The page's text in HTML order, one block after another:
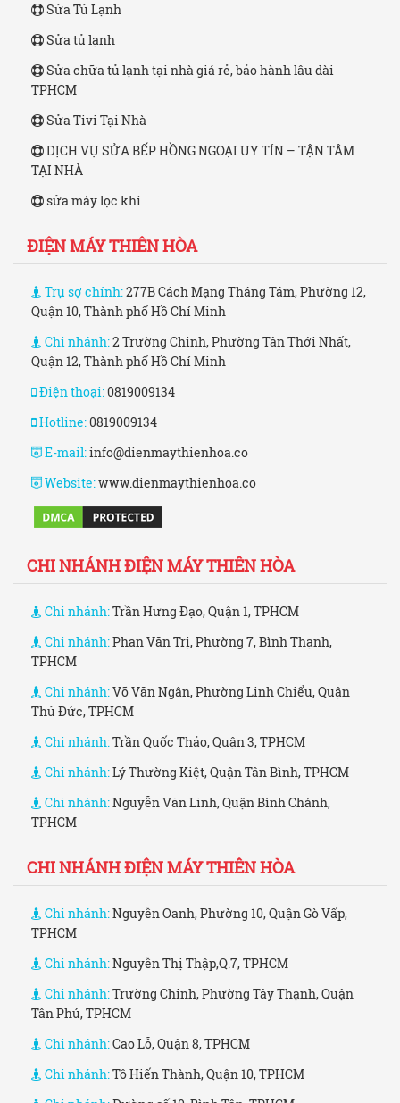
Sửa Tủ Lạnh
Sửa tủ lạnh
Sửa chữa tủ lạnh tại nhà giá rẻ, bảo hành lâu dài
TPHCM
Sửa Tivi Tại Nhà
DỊCH VỤ SỬA BẾP HỒNG NGOẠI UY TÍN – TẬN TÂM
TẠI NHÀ
sửa máy lọc khí
ĐIỆN MÁY THIÊN HÒA
Trụ sợ chính:277B Cách Mạng Tháng Tám, Phường 12,
Quận 10, Thành phố Hồ Chí Minh
Chi nhánh:2 Trường Chinh, Phường Tân Thới Nhất,
Quận 12, Thành phố Hồ Chí Minh
Điện thoại:0819009134
Hotline:0819009134
E-mail:info@dienmaythienhoa.co
Website:www.dienmaythienhoa.co
CHI NHÁNH ĐIỆN MÁY THIÊN HÒA
Chi nhánh:Trần Hưng Đạo, Quận 1, TPHCM
Chi nhánh:Phan Văn Trị, Phường 7, Bình Thạnh,
TPHCM
Chi nhánh:Võ Văn Ngân, Phường Linh Chiểu, Quận
Thủ Đức, TPHCM
Chi nhánh:Trần Quốc Thảo, Quận 3, TPHCM
Chi nhánh:Lý Thường Kiệt, Quận Tân Bình, TPHCM
Chi nhánh:Nguyễn Văn Linh, Quận Bình Chánh,
TPHCM
CHI NHÁNH ĐIỆN MÁY THIÊN HÒA
Chi nhánh:Nguyễn Oanh, Phường 10, Quận Gò Vấp,
TPHCM
Chi nhánh:Nguyễn Thị Thập,Q.7, TPHCM
Chi nhánh:Trường Chinh, Phường Tây Thạnh, Quận
Tân Phú, TPHCM
Chi nhánh:Cao Lỗ, Quận 8, TPHCM
Chi nhánh:Tô Hiến Thành, Quận 10, TPHCM